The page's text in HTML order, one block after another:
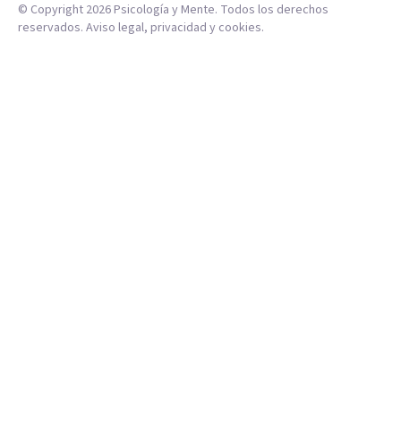
© Copyright 2026Psicología y Mente. Todos los derechos
reservados. Aviso legal, privacidad y cookies.